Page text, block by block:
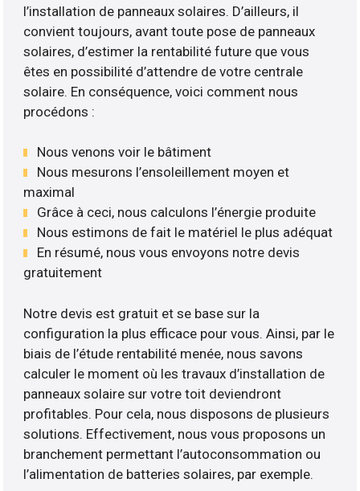
l’installation de panneaux solaires. D’ailleurs, il
convient toujours, avant toute pose de panneaux
solaires, d’estimer la rentabilité future que vous
êtes en possibilité d’attendre de votre centrale
solaire. En conséquence, voici comment nous
procédons :
Nous venons voir le bâtiment
Nous mesurons l’ensoleillement moyen et
maximal
Grâce à ceci, nous calculons l’énergie produite
Nous estimons de fait le matériel le plus adéquat
En résumé, nous vous envoyons notre devis
gratuitement
Notre devis est gratuit et se base sur la
configuration la plus efficace pour vous. Ainsi, par le
biais de l’étude rentabilité menée, nous savons
calculer le moment où les travaux d’installation de
panneaux solaire sur votre toit deviendront
profitables. Pour cela, nous disposons de plusieurs
solutions. Effectivement, nous vous proposons un
branchement permettant l’autoconsommation ou
l’alimentation de batteries solaires, par exemple.